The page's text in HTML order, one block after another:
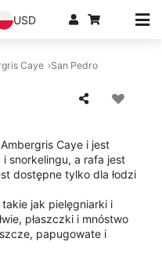
USD
Caye San Pedro
Caye i jest
i snorkelingu, a rafa jest
dostępne tylko dla łodzi
jak pielęgniarki i
płaszczki i mnóstwo
papugowate i